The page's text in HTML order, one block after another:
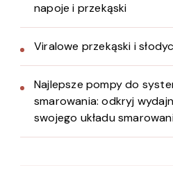
napoje i przekąski
Viralowe przekąski i
Najlepsze pompy do
smarowania: odkryj
swojego układu